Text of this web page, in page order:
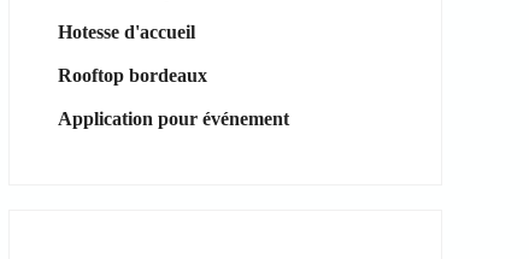
Hotesse d'accueil
Rooftop bordeaux
Application pour événement